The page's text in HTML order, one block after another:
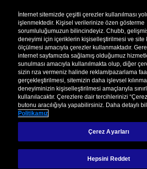
Kurumsal Bilgi
Chubb Türkiye Şirket
İnternet sitemizde çeşitli çerezler kullanılması
işlenmektedir. Kişisel verilerinize özen gösterme
sorumluluğumuzun bilincindeyiz. Chubb,
deneyimi için içeriklerin kişiselleştirilmesi ve site
ölçülmesi amacıyla çerezler kullanmaktadır.
internet sayfamızda sağlamış olduğumuz
sunulması amacıyla kullanılmakta olup, diğer
sizin rıza vermeniz halinde reklam/pazarlama
gerçekleştirilmesi, sitemizin daha işlevsel
deneyiminizin kişiselleştirilmesi amaçlarıyla
kullanılacaktır. Çerezlere dair tercihlerinizi “Çerez
butonu aracılığıyla yapabilirsiniz. Daha detaylı
Politikamız
Çerez Ayarları
Hepsini Reddet